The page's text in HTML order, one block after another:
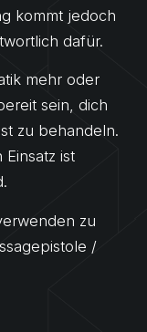
kommt jedoch
dafür.
mehr oder
sein, dich
zu behandeln.
ist
zu
/